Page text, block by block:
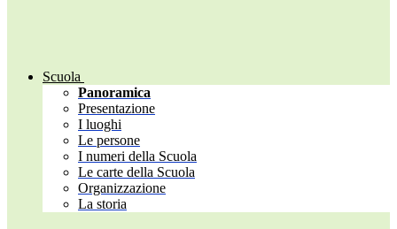
Scuola
Panoramica
Presentazione
I luoghi
Le persone
I numeri della Scuola
Le carte della Scuola
Organizzazione
La storia